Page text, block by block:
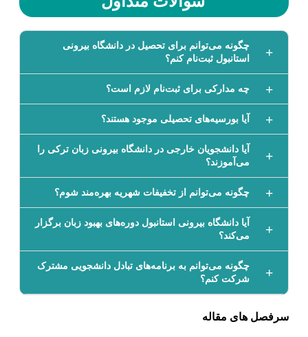
چگونه می‌توانم برای تحصیل در دانشگاه بیرونی
استانبول ثبت‌نام کنم؟
چه مدارکی برای ثبت‌نام لازم است؟
آیا بورسیه‌های تحصیلی موجود هستند؟
آیا دانشجویان خارجی در دانشگاه بیرونی زبان ترکی را
می‌آموزند؟
چگونه می‌توانم از تخفیفات شهریه بهره‌مند شوم؟
آیا دانشگاه بیرونی استانبول دوره‌های بهبود زبان برگزار
می‌کند؟
چگونه می‌توانم به برنامه‌های تبادل دانشجویی مشترک
شرکت کنم؟
سرفصل های مقاله